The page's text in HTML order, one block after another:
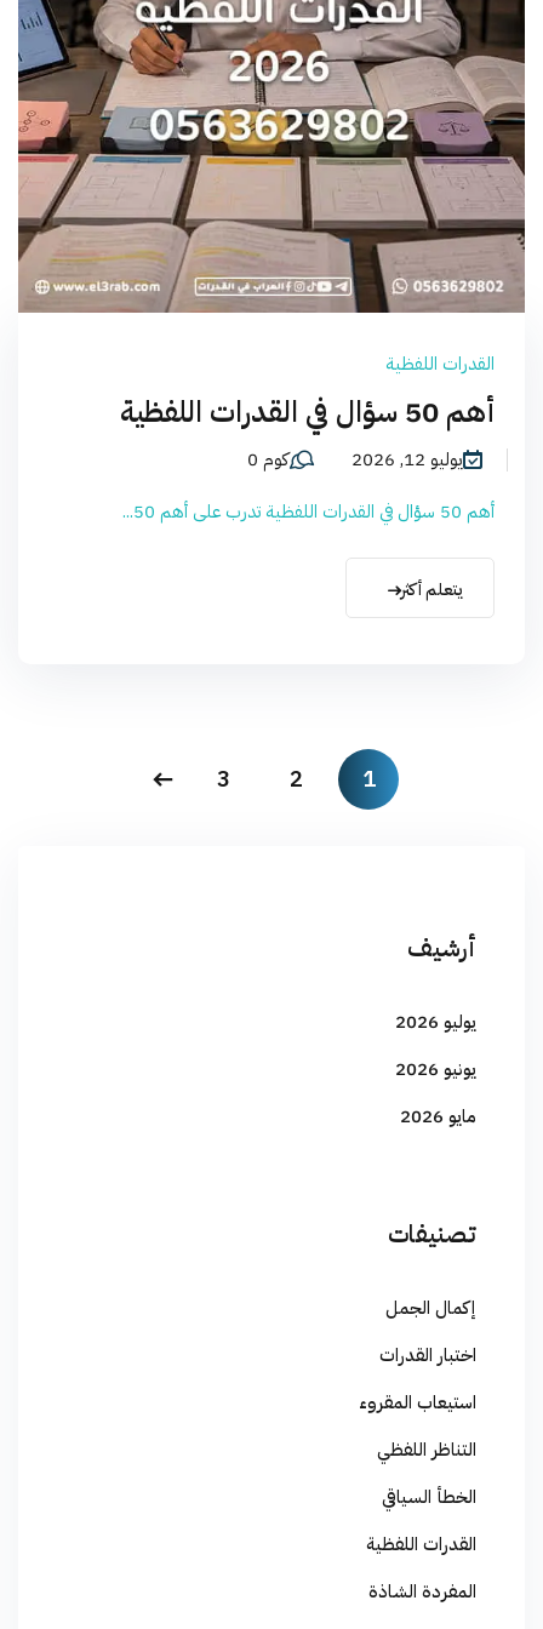
القدرات اللفظية
أهم 50 سؤال في القدرات اللفظية
يوليو 12, 2026
كوم 0
أهم 50 سؤال في القدرات اللفظية تدرب على أهم 50...
يتعلم أكثر
1
2
3
أرشيف
يوليو 2026
يونيو 2026
مايو 2026
تصنيفات
إكمال الجمل
اختبار القدرات
استيعاب المقروء
التناظر اللفظي
الخطأ السياقي
القدرات اللفظية
المفردة الشاذة